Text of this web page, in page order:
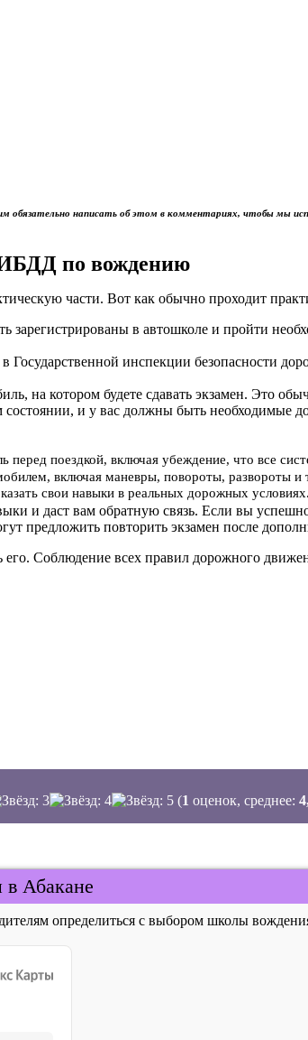
обязательно написать об этом в комментариях, чтобы мы
по вождению
части. Вот как обычно проходит
зарегистрированы в автошколе и пройти
в Государственной инспекции
на котором будете сдавать экзамен. Это
и у вас должны быть необходимые
перед поездкой, включая убеждение, что все
включая маневры, повороты, развороты и
свои навыки в реальных дорожных условиях.
и даст вам обратную связь. Если вы
предложить повторить экзамен после
Соблюдение всех правил дорожного
(1 оценок, среднее:
Абакане
определиться с выбором школы